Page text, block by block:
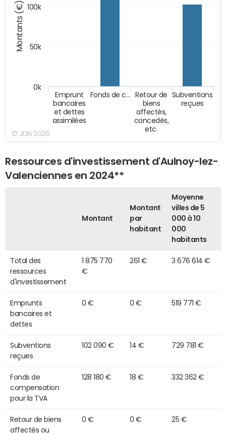
Montants (€)
Emprunt
bancaires
et dettes
assimilées
Fonds de c…
Retour de
biens
affectés,
concedés,
etc.
Subventions
reçues
0k
50k
100k
© JDN 2026
Ressources d'investissement d'Aulnoy-lez-
Valenciennes en 2024**
Montant
Montant
par
habitant
Moyenne
villes de 5
000 à 10
000
habitants
Total des
ressources
d'investissement
1 875 770
€
261 € 3 676 614 €
Emprunts
bancaires et
dettes
0 € 0 € 519 771 €
Subventions
reçues
102 090 € 14 € 729 781 €
Fonds de
compensation
pour la TVA
128 180 € 18 € 332 362 €
Retour de biens
affectés ou
0 € 0 € 25 €